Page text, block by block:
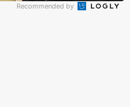
Recommended by